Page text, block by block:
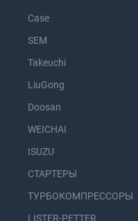
Case
SEM
Takeuchi
LiuGong
Doosan
WEICHAI
ISUZU
СТАРТЕРЫ
ТУРБОКОМПРЕССОРЫ
LISTER-PETTER